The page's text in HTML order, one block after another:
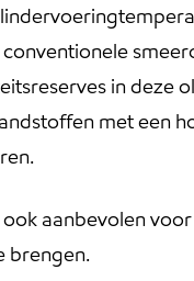
in deze
met een
aanbevolen
brengen.